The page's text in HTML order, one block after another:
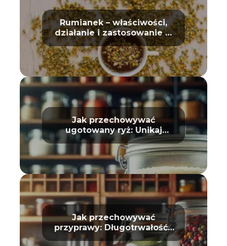
Rumianek – właściwości,
działanie i zastosowanie w
domu oraz kosmetyce
Jak przechowywać
ugotowany ryż: Unikaj
zepsucia
Jak przechowywać
przyprawy: Długotrwałość i
aromat